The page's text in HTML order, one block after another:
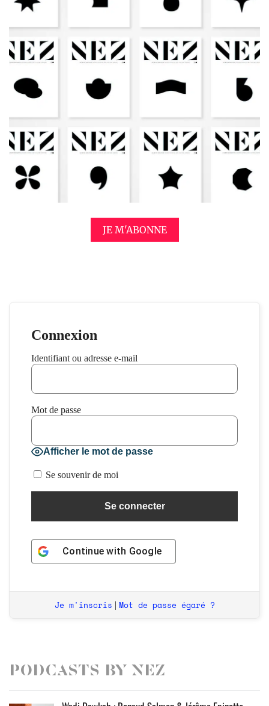
JE M'ABONNE
Connexion
Identifiant ou adresse e-mail
Mot de passe
Afficher le mot de passe
Se souvenir de moi
Continue with Google
Je m'inscris | Mot de passe égaré ?
Podcasts by Nez